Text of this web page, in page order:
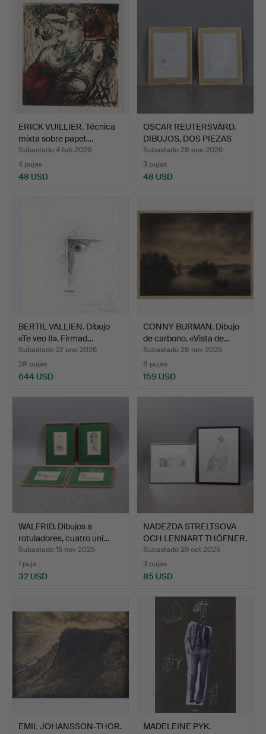
ERICK VUILLIER. Técnica
mixta sobre papel.…
Subastado 4 feb 2026
4 pujas
48 USD
OSCAR REUTERSVÄRD.
DIBUJOS, DOS PIEZAS
Cif…
Subastado 28 ene 2026
3 pujas
48 USD
BERTIL VALLIEN. Dibujo
«Te veo II». Firmad…
Subastado 27 ene 2026
28 pujas
644 USD
CONNY BURMAN. Dibujo
de carbono. «Vista de…
Subastado 28 nov 2025
8 pujas
159 USD
WALFRID. Dibujos a
rotuladores, cuatro uni…
Subastado 15 nov 2025
1 puja
32 USD
NADEZDA STRELTSOVA
OCH LENNART THÖFNER.
Di…
Subastado 29 oct 2025
3 pujas
85 USD
EMIL JOHANSSON-THOR.
MADELEINE PYK.